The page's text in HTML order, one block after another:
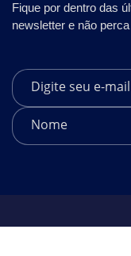
Fique por dentro das
newsletter e não